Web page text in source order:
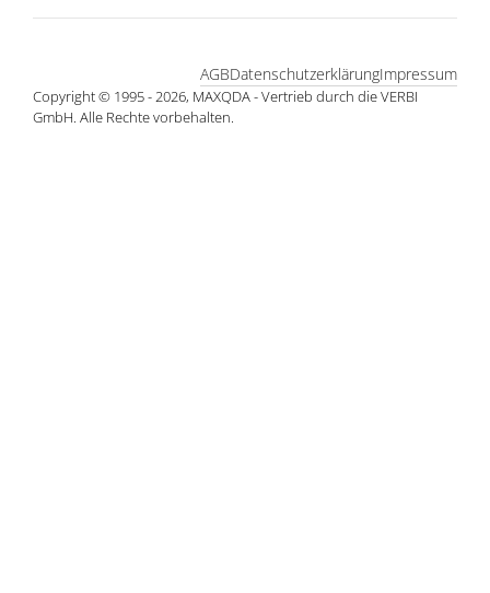
Copyright © 1995 - 2026, MAXQDA - Vertrieb durch die VERBI
GmbH. Alle Rechte vorbehalten.
Impressum
Datenschutzerklärung
AGB